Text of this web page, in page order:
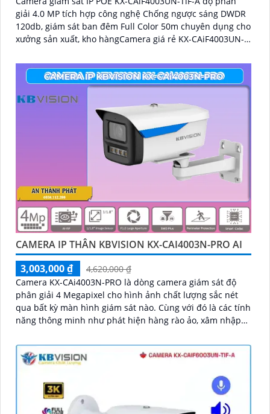
giải 4.0 MP tích hợp công nghệ Chống ngược sáng DWDR
120db, giám sát ban đêm Full Color 50m chuyên dụng cho
xưởng sản xuất, kho hàngCamera giá rẻ KX-CAiF4003UN-
CAMERA IP THÂN KBVISION KX-CAI4003N-PRO AI
3,003,000 ₫
4,620,000 ₫
Camera KX-CAi4003N-PRO là dòng camera giám sát độ
phân giải 4 Megapixel cho hình ảnh chất lượng sắc nét
qua bất kỳ màn hình giám sát nào. Cùng với đó là các tính
năng thông minh như phát hiện hàng rào ảo, xâm nhập
sự kiện thông minh giúp nâng cao hiệu quả giám sát an
ninh